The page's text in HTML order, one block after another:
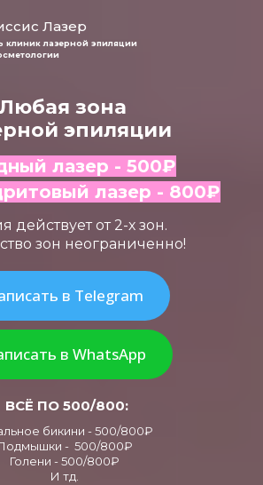
зона
эпиляции
лазер - 500₽
лазер - 800₽
действует от 2-х зон.
зон неограниченно!
в Telegram
в WhatsApp
ВСЁ ПО 500/800:
бикини - 500/800₽
- 500/800₽
Голени - 500/800₽
И тд.
клиник лазерной эпиляции
Лазер